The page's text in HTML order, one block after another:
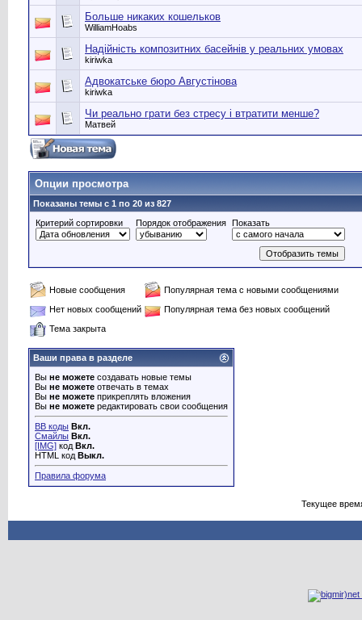
Больше никаких кошельков
WilliamHoabs
Надійність композитних басейнів у реальних умовах
kiriwka
Адвокатське бюро Августінова
kiriwka
Чи реально грати без стресу і втратити менше?
Матвей
Опции просмотра
Показаны темы с 1 по 20 из 827
Критерий сортировки
Порядок отображения Показать
Новые сообщения
Популярная тема с новыми сообщениями
Нет новых сообщений
Популярная тема без новых сообщений
Тема закрыта
Ваши права в разделе
Вы не можете создавать новые темы
Вы не можете отвечать в темах
Вы не можете прикреплять вложения
Вы не можете редактировать свои сообщения
BB коды Вкл.
Смайлы Вкл.
[IMG] код Вкл.
HTML код Выкл.
Правила форума
Текущее